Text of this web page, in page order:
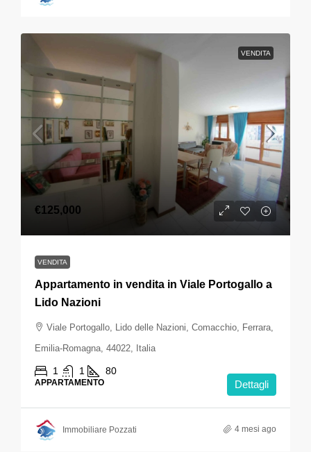
VENDITA
€125,000
VENDITA
Appartamento in vendita in Viale Portogallo a
Lido Nazioni
Viale Portogallo, Lido delle Nazioni, Comacchio, Ferrara,
Emilia-Romagna, 44022, Italia
1 1 80
APPARTAMENTO Dettagli
Immobiliare Pozzati 4 mesi ago